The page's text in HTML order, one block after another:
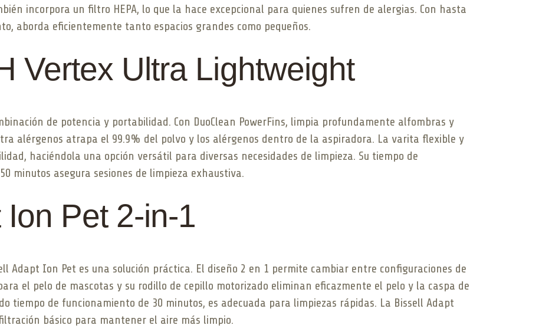
incorpora un filtro HEPA, lo que la hace excepcional para quienes sufren de alergias. Con hasta
aborda eficientemente tanto espacios grandes como pequeños.
Vertex Ultra Lightweight
de potencia y portabilidad. Con DuoClean PowerFins, limpia profundamente alfombras y
alérgenos atrapa el 99.9% del polvo y los alérgenos dentro de la aspiradora. La varita flexible y
haciéndola una opción versátil para diversas necesidades de limpieza. Su tiempo de
minutos asegura sesiones de limpieza exhaustiva.
Pet 2-in-1
Adapt Ion Pet es una solución práctica. El diseño 2 en 1 permite cambiar entre configuraciones de
el pelo de mascotas y su rodillo de cepillo motorizado eliminan eficazmente el pelo y la caspa de
tiempo de funcionamiento de 30 minutos, es adecuada para limpiezas rápidas. La Bissell Adapt
básico para mantener el aire más limpio.